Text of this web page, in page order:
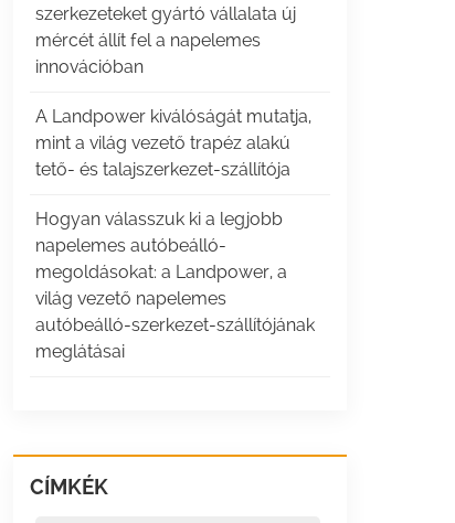
szerkezeteket gyártó vállalata új
mércét állít fel a napelemes
innovációban
A Landpower kiválóságát mutatja,
mint a világ vezető trapéz alakú
tető- és talajszerkezet-szállítója
Hogyan válasszuk ki a legjobb
napelemes autóbeálló-
megoldásokat: a Landpower, a
világ vezető napelemes
autóbeálló-szerkezet-szállítójának
meglátásai
CÍMKÉK